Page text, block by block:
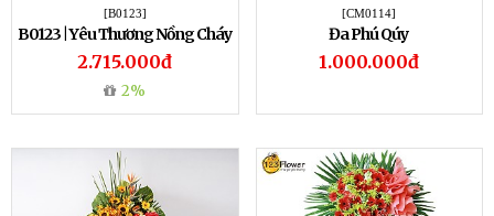
[B0123]
B0123 | Yêu Thương Nồng Cháy
2.715.000đ
2%
[CM0114]
Đa Phú Qúy
1.000.000đ